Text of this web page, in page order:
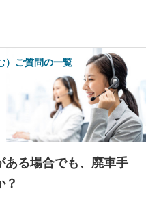
ご質問の一覧
ある場合でも、廃車手
？